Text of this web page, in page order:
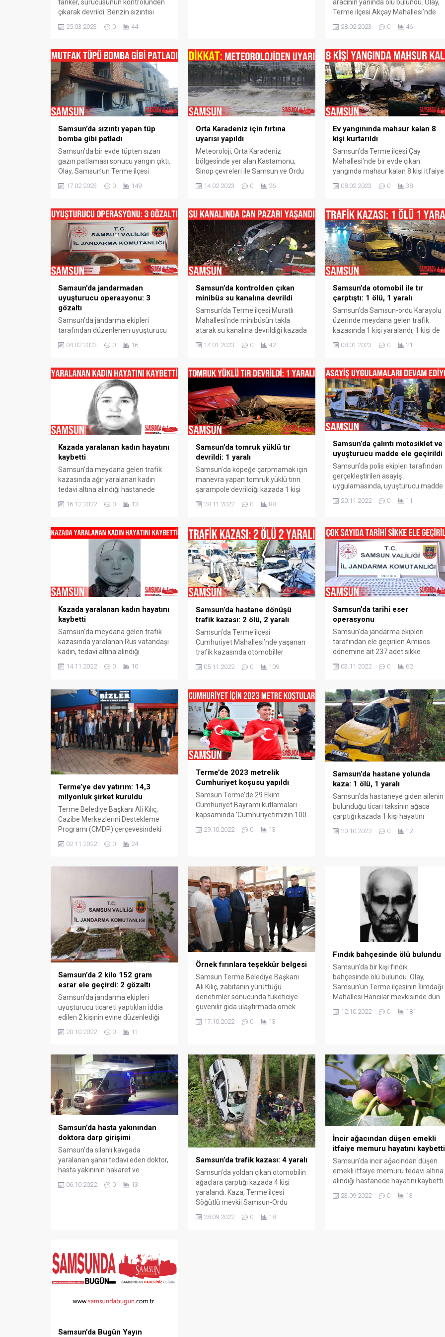
tanker, sürücüsünün kontrolünden
çıkarak devrildi. Benzin sızıntısı
Olay, Samsun’un Terme ilçesi
saatlerinde meydana geldi. Alınan
bilgiye göre, Ahmet Esmebaşı (24)
idaresindeki 34 TE 9526 çekici ve 34
TE 8949 dorse plakalı benzin yüklü
akaryakıt tankeri sürücüsünün
direksiyon hâkimiyetini...
25.03.2023 0 44
aracının yanında ölü bulundu. Olay,
Terme ilçesi Akçay Mahallesi’nde
bir sunta fabrikasına ağaç ürünü
fabrika sahası içinde aracının
yanında hareketsiz halde bulundu.
Olay jandarmaya ve sağlık
ekiplerine haber verildi. Mustafa
Yıldırım’ın olay yerinde hayatını
kaybettiği tespit edildi. Olayla...
28.02.2023 0 46
Samsun’da sızıntı yapan tüp
bomba gibi patladı
Samsun’da bir evde tüpten sızan
gazın patlaması sonucu yangın çıktı.
Olay, Samsun’un Terme ilçesi
geldi. Alınan bilgiye göre, 2 katlı evin
bölümünde bulunan tüpte sızıntı
gerçekleşti. Olay sırasında evde
yalnız bulunan ve gaz kokusunu
fark edemeyen Elif İ., evi
temizlemek üzere elektrikli
süpürgeyi...
17.02.2023 0 149
Orta Karadeniz için fırtına
uyarısı yapıldı
Meteoroloji, Orta Karadeniz
bölgesinde yer alan Kastamonu,
Sinop çevreleri ile Samsun ve Ordu
bulundu. Meteoroloji 10. Bölge
buzlanma ve don olaylarına karşı
vatandaşları uyardı. Yapılan uyarıya
göre; rüzgarın kıyı kesimlerinde 70
km/sa, denizlerde ise 75 km/sa
hızda esmesi tahmin ediyor.
Yaşanabilecek olumsuzluklara...
14.02.2023 0 26
Ev yangınında mahsur kalan 8
kişi kurtarıldı
Samsun’da Terme ilçesi Çay
Mahallesi’nde bir evde çıkan
yangında mahsur kalan 8 kişi itfaiye
kurtarıldı. Olay, Samsun’un Terme
geldi. Alınan bilgiye göre, Samsun
Terme ilçesi Çay Mahallesi‘nde3
katlı binanın giriş katında oturan
Atar ailesine ait dairede sobanın bir
anda parlayarak alev alması...
08.02.2023 0 38
Samsun’da jandarmadan
uyuşturucu operasyonu: 3
gözaltı
Samsun’da jandarma ekipleri
tarafından düzenlenen uyuşturucu
alındı. Olay, Samsun’un Terme
meydana geldi. Edinilen bilgiye göre,
Samsun İl Jandarma Komutanlığı
Kaçakçılık ve Organize Suçlarla
Mücadele KOM Şube Müdürlüğü,
İstihbarat Şube Müdürlüğü ve
Terme İlçe Jandarma Komutanlığı
ekipleri, alınan istihbari bilgiler
04.02.2023 0 16
Samsun’da kontrolden çıkan
minibüs su kanalına devrildi
Samsun’da Terme ilçesi Muratlı
Mahallesi’nde minibüsün takla
atarak su kanalına devrildiği kazada
Terme ilçesi Muratlı Mahallesi’nde
geldi. Alınan bilgiye göre, ‘alkollü
olduğu’ iddia edilen 55 C 7159
plakalı minibüs sürücüsü G.A.K.,
beton yol üzerinde seyir ederken
köprü üzerinde direksiyon
hakimiyetini kaybetti....
14.01.2023 0 42
Samsun’da otomobil ile tır
çarptıştı: 1 ölü, 1 yaralı
Samsun’da Samsun-ordu Karayolu
üzerinde meydana gelen trafik
kazasında 1 kişi yaralandı, 1 kişi de
otomobil ile tırın çarpışması sonucu
kişi hayatını kaybederken, 1 kişi de
yaralandı. Kaza, Terme ilçesi
Samsun-Ordu karayolunun 79.
kilometresi Kozluk mevkiinde
meydana geldi. Edinilen bilgiye göre,
Yunus Emre...
08.01.2023 0 21
Kazada yaralanan kadın hayatını
kaybetti
Samsun’da meydana gelen trafik
kazasında ağır yaralanan kadın
tedavi altına alındığı hastanede
Terme ilçesi Samsun-Ordu karayolu
11.00 sıralarında meydana geldi.
Edinilen bilgiye göre, İbrahim K.
idaresindeki 52 ACA 494 plakalı
Lada marka otomobil önce yaya
Gülser Özen’e (57) ardından da
kavşak içinde...
16.12.2022 0 13
Samsun’da tomruk yüklü tır
devrildi: 1 yaralı
Samsun’da köpeğe çarpmamak için
manevra yapan tomruk yüklü tırın
şarampole devrildiği kazada 1 kişi
ilçesi Akçay mevkiinde meydana
Ordu karayolunda seyir etmekte
olan A.O.’nun kullandığı 52 AE 540
plakalı tır, yola çıkan köpeğe
çarpmamak için manevra yaptı.
Sürücünün kontrolünden çıkan
tomruk yüklü...
28.11.2022 0 88
Samsun’da çalıntı motosiklet ve
uyuşturucu madde ele geçirildi
Samsun’da polis ekipleri tarafından
gerçekleştirilen asayiş
uygulamasında, uyuşturucu madde
Samsun’un Terme ilçesinde
personelin katılımıyla 3 farklı
noktada gerçekleştirilen genel
asayiş uygulamasında 229 araç ve
412 şahıs kontrol edildi. Uygulama
kapsamında 1 şahsın üzerinden
0,86 gram metamfetamin, 1 adet
çalıntı motosiklet ele...
20.11.2022 0 11
Kazada yaralanan kadın hayatını
kaybetti
Samsun’da meydana gelen trafik
kazasında yaralanan Rus vatandaşı
kadın, tedavi altına alındığı
kaybetti. Kaza, Terme ilçesi Sakarlı
karayolunda 3 Ekim’de meydana
geldi. Edinilen bilgiye göre,
Rusya’dan İstanbul’daki akrabalarını
ziyarete giden Ruslan Galeev (44)
idaresindeki H092BA 712 plakalı
otomobil, direksiyon hakimiyetinin
kaybedilmesi sonucu...
14.11.2022 0 10
Samsun’da hastane dönüşü
trafik kazası: 2 ölü, 2 yaralı
Samsun’da Terme ilçesi
Cumhuriyet Mahallesi’nde yaşanan
trafik kazasında otomobiller
çarpışarak hurdaya döndü. Kaza,
Samsun’un Terme ilçesi
meydana geldi. Alınan bilgiye göre,
Samsun-Ordu karayolunda seyir
etmekte olan Gülşen Ertap’ın
kullandığı 55 AFB 672 plakalı
otomobil, sürücüsünün direksiyon
hakimiyetini kaybetmesi sonucu
karşı şeride geçerek, Fahri Candan
kontrolündeki 55 RL 776...
05.11.2022 0 109
Samsun’da tarihi eser
operasyonu
Samsun’da jandarma ekipleri
tarafından ele geçirilen Amisos
dönemine ait 237 adet sikke
edildi. Samsun Valiliği İl Jandarma
Suçlarla Mücadele Şube Müdürlüğü
ile Terme İlçe Jandarma
Komutanlığı ekiplerince ortak
çalışma yapıldı. Alınan bilgiye göre,
Ordu’nun Ünye ilçesinde ikamet
eden C.D. isimli şahsın elinde...
03.11.2022 0 62
Terme’ye dev yatırım: 14,3
milyonluk şirket kuruldu
Terme Belediye Başkanı Ali Kılıç,
Cazibe Merkezlerini Destekleme
Programı (CMDP) çerçevesindeki
Terme Makine Sanayi Ortak
Kullanım Atölyesi Projesi ile ilçeye
finansman olan 14,3 milyonluk dev
bir yatırım kazandırdı. Başkan Ali
çerçevesinde yürütülen Terme
Makine Sanayi Ortak Kullanım
Atölyesi Projesi için...
02.11.2022 0 24
Terme’de 2023 metrelik
Cumhuriyet koşusu yapıldı
Samsun Terme’de 29 Ekim
Cumhuriyet Bayramı kutlamaları
kapsamında ‘Cumhuriyetimizin 100.
metrelik Cumhuriyet Koşusu
etkinliklerle kutlandı. Terme
Kaymakamı Metin Maytalman’ın
tebrikleri kabul etmesinin ardından
Terme Cumhuriyet ve 15 Temmuz
Milli İrade Meydanı’nda tören
düzenlendi. Cumhurbaşkanı...
29.10.2022 0 13
Samsun’da hastane yolunda
kaza: 1 ölü, 1 yaralı
Samsun’da hastaneye giden ailenin
bulunduğu ticari taksinin ağaca
çarptığı kazada 1 kişi hayatını
Samsun’un Terme ilçesi Sakarlı
Samsun-Ordu karayolu üzerinde
seyir etmekte olan İdris Gündoğdu
idaresindeki 52 T 0041 plakalı ticari
taksi, yağış nedeniyle kayganlaşan
20.10.2022 0 12
Samsun’da 2 kilo 152 gram
esrar ele geçirdi: 2 gözaltı
Samsun’da jandarma ekipleri
uyuşturucu ticareti yaptıkları iddia
edilen 2 kişinin evine düzenlediği
esrar maddesi, 1 kök kenevir bitkisi
ele geçirdi. Olay, Samsun’un Terme
ilçesinin Altunlu Mahallesi’nde
meydana geldi. Edinilen bilgiye göre,
Samsun İl Jandarma Komutanlığı
Kaçakçılık ve Organize...
20.10.2022 0 11
Örnek fırınlara teşekkür belgesi
Samsun Terme Belediye Başkanı
Ali Kılıç, zabıtanın yürüttüğü
denetimler sonucunda tüketiciye
güvenilir gıda ulaştırmada örnek
belgesi’ verdi. Terme Belediyesi
ve ruhsat denetimlerini aralıksız
sürdürüyor. Zabıtanın yaptığı
denetimler sonucu tarifede
belirlenen gramaj değerlerine
gösterilen önem ve hijyen
şartlarının uygunluğu...
17.10.2022 0 13
Fındık bahçesinde ölü bulundu
Samsun’da bir kişi fındık
bahçesinde ölü bulundu. Olay,
Samsun’un Terme ilçesinin İlimdağı
Mahallesi Hancılar mevkisinde dün
bilgiye göre, Mehmet Aşçı’dan (76)
Aşçı’nın cesedi bir akrabasına ait
fındık bahçesinde bulundu. Yaşlı
adamın cansız bedeni...
12.10.2022 0 181
Samsun’da hasta yakınından
doktora darp girişimi
Samsun’da silahlı kavgada
yaralanan şahsı tedavi eden doktor,
hasta yakınının hakaret ve
Terme ilçesi Fenk Mahallesi’nde
kaçmak isterken bacağından...
06.10.2022 0 13
Samsun’da trafik kazası: 4 yaralı
Samsun’da yoldan çıkan otomobilin
ağaçlara çarptığı kazada 4 kişi
yaralandı. Kaza, Terme ilçesi
Söğütlü mevkii Samsun-Ordu
sabah saat 07.15’te meydana geldi.
28.09.2022 0 18
İncir ağacından düşen emekli
itfaiye memuru hayatını kaybetti
Samsun’da incir ağacından düşen
emekli itfaiye memuru tedavi altına
alındığı hastanede hayatını kaybetti.
Olay, Samsun’un Terme ilçesinin
Fenk Mahallesi’nde meydana geldi.
23.09.2022 0 13
Samsun’da Bugün Yayın